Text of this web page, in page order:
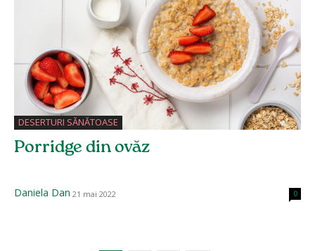
DESERTURI SĂNĂTOASE
Porridge din ovăz
Daniela Dan 21 mai 2022 0